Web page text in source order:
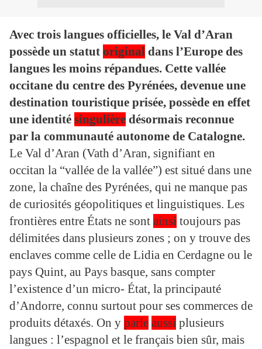
Avec trois langues officielles, le Val d’Aran
possède un statut original dans l’Europe des
langues les moins répandues. Cette vallée
occitane du centre des Pyrénées, devenue une
destination touristique prisée, possède en effet
une identité singulière désormais reconnue
par la communauté autonome de Catalogne.
Le Val d’Aran (Vath d’Aran, signifiant en
occitan la “vallée de la vallée”) est situé dans une
zone, la chaîne des Pyrénées, qui ne manque pas
de curiosités géopolitiques et linguistiques. Les
frontières entre États ne sont ainsi toujours pas
délimitées dans plusieurs zones ; on y trouve des
enclaves comme celle de Lidia en Cerdagne ou le
pays Quint, au Pays basque, sans compter
l’existence d’un micro- État, la principauté
d’Andorre, connu surtout pour ses commerces de
produits détaxés. On y parle aussi plusieurs
langues : l’espagnol et le français bien sûr, mais